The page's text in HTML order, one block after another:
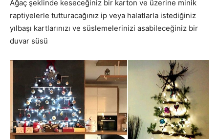
Ağaç şeklinde keseceğiniz bir karton ve üzerine minik
raptiyelerle tutturacağınız ip veya halatlarla istediğiniz
yılbaşı kartlarınızı ve süslemelerinizi asabileceğiniz bir
duvar süsü